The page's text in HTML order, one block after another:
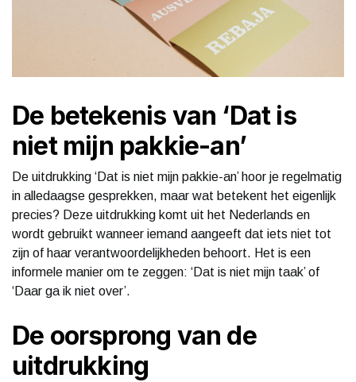
De betekenis van ‘Dat is
niet mijn pakkie-an’
De uitdrukking ‘Dat is niet mijn pakkie-an’ hoor je regelmatig
in alledaagse gesprekken, maar wat betekent het eigenlijk
precies? Deze uitdrukking komt uit het Nederlands en
wordt gebruikt wanneer iemand aangeeft dat iets niet tot
zijn of haar verantwoordelijkheden behoort. Het is een
informele manier om te zeggen: ‘Dat is niet mijn taak’ of
‘Daar ga ik niet over’.
De oorsprong van de
uitdrukking